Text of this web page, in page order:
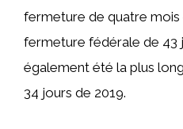
fermeture de quatre mois
fermeture fédérale de 43
également été la plus
34 jours de 2019.